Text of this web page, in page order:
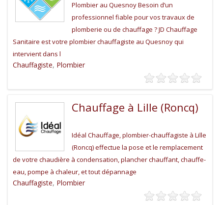
Plombier au Quesnoy Besoin d’un
professionnel fiable pour vos travaux de
plomberie ou de chauffage ? JD Chauffage
Sanitaire est votre plombier chauffagiste au Quesnoy qui
intervient dans l
Chauffagiste, Plombier
Chauffage à Lille (Roncq)
Idéal Chauffage, plombier-chauffagiste à Lille
(Roncq) effectue la pose et le remplacement
de votre chaudière à condensation, plancher chauffant, chauffe-
eau, pompe à chaleur, et tout dépannage
Chauffagiste, Plombier